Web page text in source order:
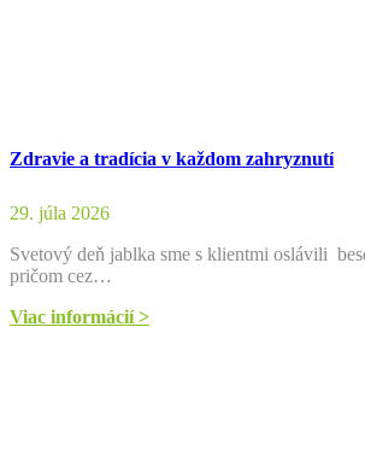
Zdravie a tradícia v každom zahryznutí
29. júla 2026
Svetový deň jablka sme s klientmi oslávili
pričom cez…
Viac informácií >